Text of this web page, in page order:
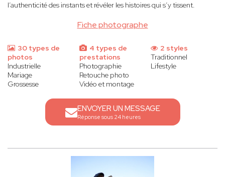
Fiche photographe
l’authenticité des instants et révéler les histoires qui s’y tissent.
30 types de
photos
Industrielle
Mariage
Grossesse
4 types de
prestations
Photographie
Retouche photo
Vidéo et montage
2 styles
Traditionnel
Lifestyle
ENVOYER UN MESSAGE
Réponse sous 24 heures